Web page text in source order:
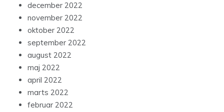
december 2022
november 2022
oktober 2022
september 2022
august 2022
maj 2022
april 2022
marts 2022
februar 2022